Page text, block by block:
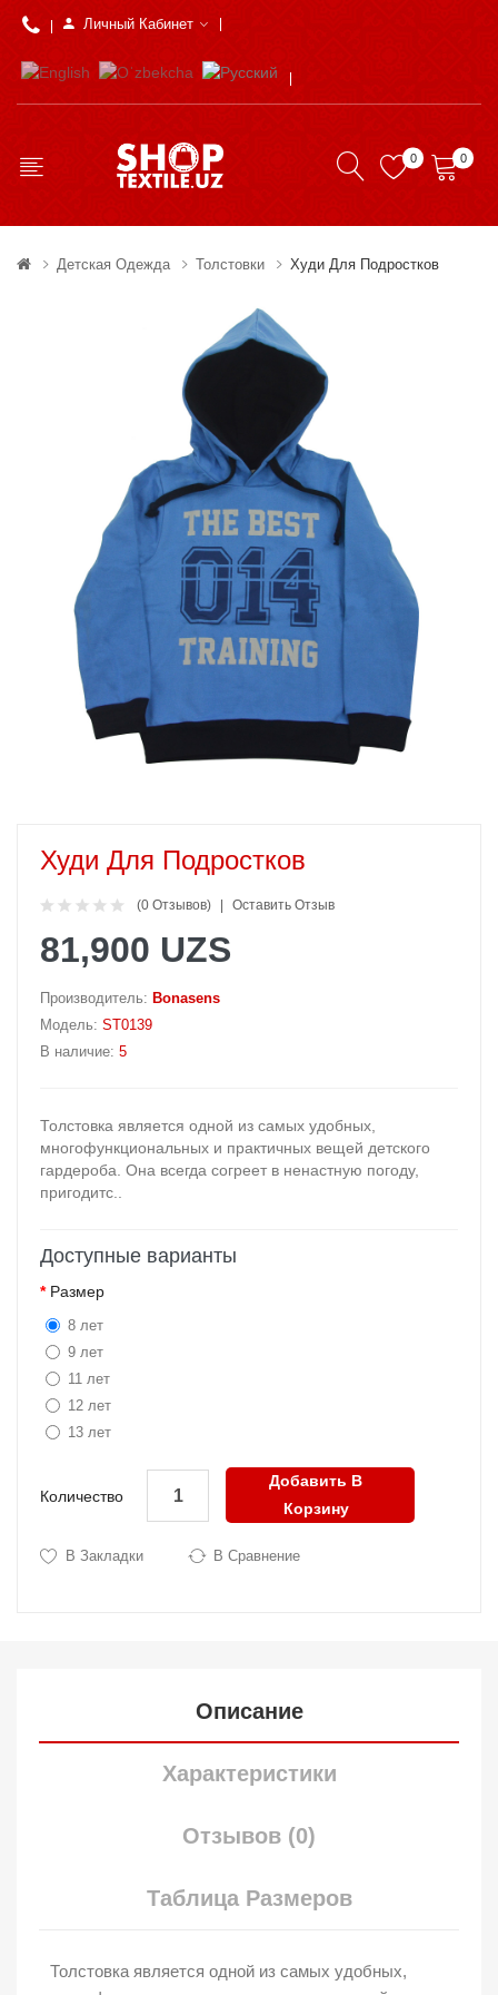
Личный Кабинет
0 0
Детская Одежда Толстовки Худи Для Подростков
Худи Для Подростков
(0 Отзывов) Оставить Отзыв
81,900 UZS
Производитель: Bonasens
Модель: ST0139
В наличие: 5
Толстовка является одной из самых удобных,
многофункциональных и практичных вещей детского
гардероба. Она всегда согреет в ненастную погоду,
пригодитс..
Доступные варианты
Размер
8 лет
9 лет
11 лет
12 лет
13 лет
Количество
Добавить В
Корзину
В Закладки В Сравнение
Описание
Характеристики
Отзывов (0)
Таблица Размеров
Толстовка является одной из самых удобных,